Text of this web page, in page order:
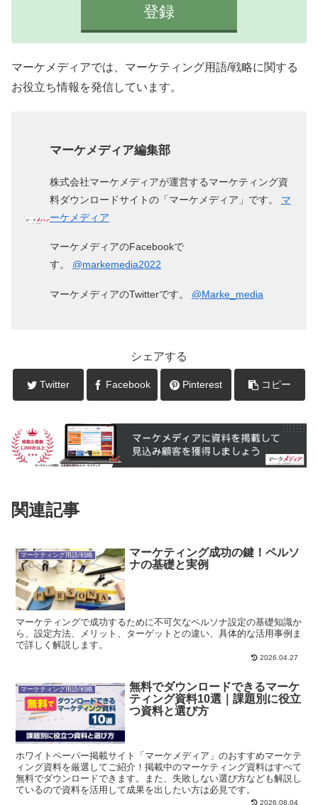
マーケメディアでは、マーケティング用語/戦略に関する
お役立ち情報を発信しています。
マーケメディア編集部
株式会社マーケメディアが運営するマーケティング資
料ダウンロードサイトの「マーケメディア」です。 マ
ーケメディア
マーケメディアのFacebookで
す。 @markemedia2022
マーケメディアのTwitterです。 @Marke_media
シェアする
Twitter Facebook Pinterest コピー
関連記事
マーケティング用語/戦略
マーケティング成功の鍵！ペルソ
ナの基礎と実例
マーケティングで成功するために不可欠なペルソナ設定の基礎知識か
ら、設定方法、メリット、ターゲットとの違い、具体的な活用事例ま
で詳しく解説します。
2026.04.27
マーケティング用語/戦略
無料でダウンロードできるマーケ
ティング資料10選｜課題別に役立
つ資料と選び方
ホワイトペーパー掲載サイト「マーケメディア」のおすすめマーケテ
ィング資料を厳選してご紹介！掲載中のマーケティング資料はすべて
無料でダウンロードできます。また、失敗しない選び方なども解説し
ているので資料を活用して成果を出したい方は必見です。
2026.08.04